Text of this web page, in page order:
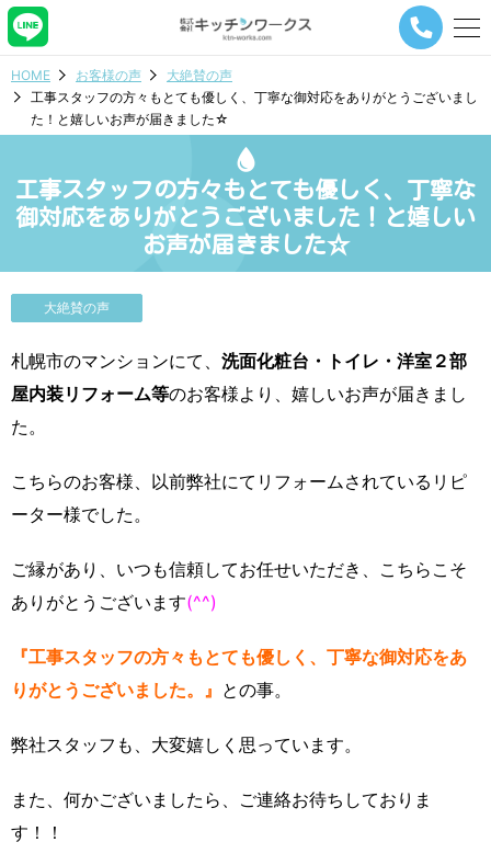
メ
ー
ビ
シ
ョ
タ
HOME お客様の声
大絶賛の声
工事スタッフの方々もとても優しく、丁寧な御対応をありがとうございまし
た！と嬉しいお声が届きました☆
工事スタッフの方々もとても優しく、丁寧な
御対応をありがとうございました！と嬉しい
お声が届きました☆
大絶賛の声
札幌市のマンションにて、 洗面化粧台・トイレ・洋室２部
屋内装リフォーム等のお客様より、嬉しいお声が届きまし
た。
こちらのお客様、以前弊社にてリフォームされているリピ
ーター様でした。
ご縁があり、いつも信頼してお任せいただき、こちらこそ
ありがとうございます(^^)
『工事スタッフの方々もとても優しく、丁寧な御対応をあ
りがとうございました。』 との事。
弊社スタッフも、大変嬉しく思っています。
また、何かございましたら、ご連絡お待ちしておりま
す！！